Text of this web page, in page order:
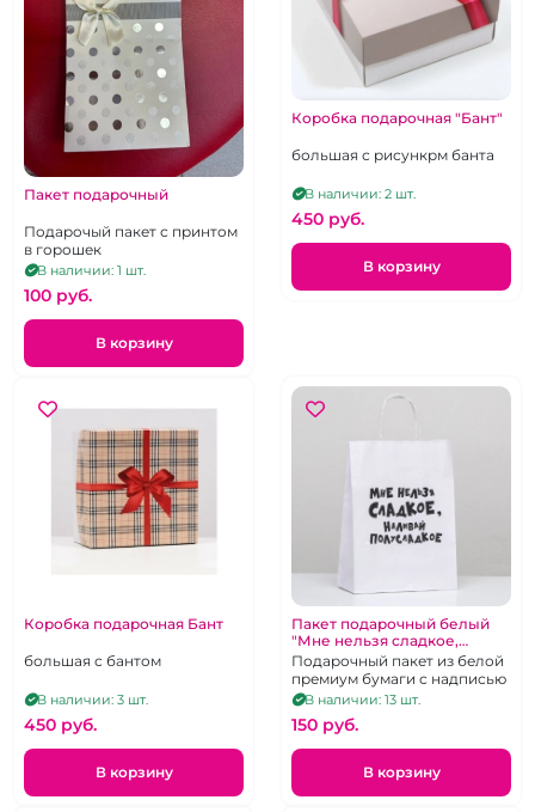
Пакет подарочный
Подарочый пакет с принтом
в горошек
В наличии: 1 шт.
100 pуб.
В корзину
Коробка подарочная "Бант"
большая с рисункрм банта
В наличии: 2 шт.
450 pуб.
В корзину
Коробка подарочная Бант
большая с бантом
В наличии: 3 шт.
450 pуб.
В корзину
Пакет подарочный белый
"Мне нельзя сладкое,
наливай полусладкое"
24*10,5*32
Подарочный пакет из белой
премиум бумаги с надписью
В наличии: 13 шт.
150 pуб.
В корзину